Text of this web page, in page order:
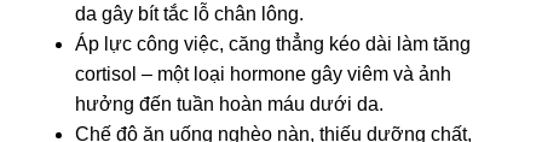
da gây bít tắc lỗ chân lông.
Áp lực công việc, căng thẳng kéo dài làm tăng
cortisol – một loại hormone gây viêm và ảnh
hưởng đến tuần hoàn máu dưới da.
Chế độ ăn uống nghèo nàn, thiếu dưỡng chất,